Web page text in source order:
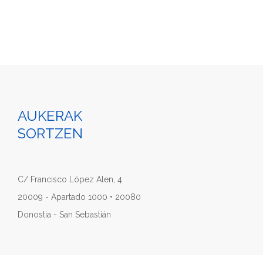
AUKERAK
SORTZEN
C/ Francisco López Alen, 4
20009 - Apartado 1000 • 20080
Donostia - San Sebastián